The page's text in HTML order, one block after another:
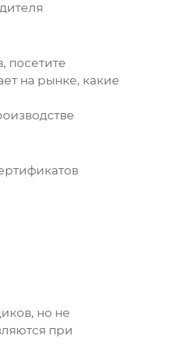
посетите
на рынке, какие
но не
при